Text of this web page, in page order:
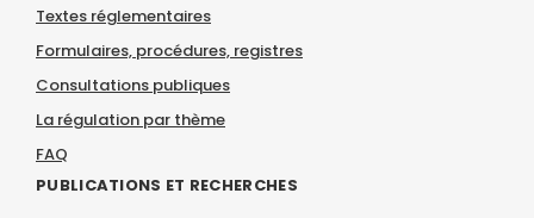
Textes réglementaires
Formulaires, procédures, registres
Consultations publiques
La régulation par thème
FAQ
PUBLICATIONS ET RECHERCHES